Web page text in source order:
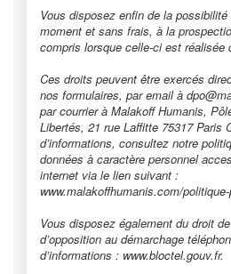
Vous disposez enfin de la
moment et sans frais, à la
compris lorsque celle-ci est réalisée
Ces droits peuvent être exercés
nos formulaires, par email à
par courrier à Malakoff Humanis,
Libertés, 21 rue Laffitte 75317 Paris
d’informations, consultez notre
données à caractère personnel
internet via le lien suivant :
www.malakoffhumanis.com/
Vous disposez également du droit
d’opposition au démarchage
d’informations : www.bloctel.gouv.fr.